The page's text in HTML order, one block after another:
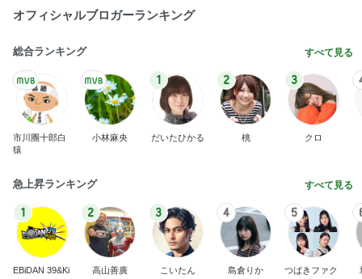
オフィシャルブロガーランキング
総合ランキング すべて見る
市川團十郎白
猿
小林麻央
1
だいたひかる
2
桃
3
クロ
急上昇ランキング すべて見る
1
EBiDAN 39&Ki
2
高山善廣
3
こいたん
4
島倉りか
5
つばきファク